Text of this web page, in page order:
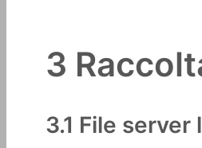
3
3.1 File server